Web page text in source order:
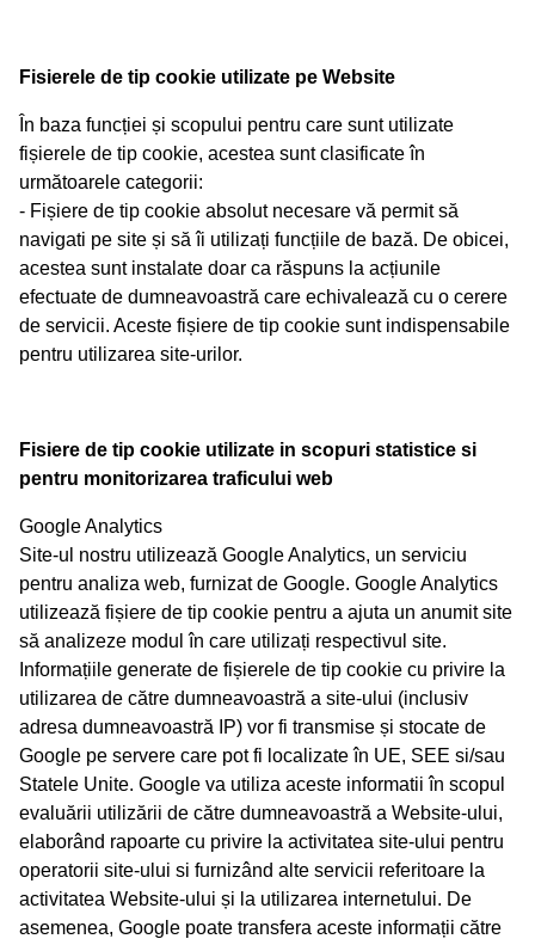
Fisierele de tip cookie utilizate pe Website
În baza funcției și scopului pentru care sunt utilizate
fișierele de tip cookie, acestea sunt clasificate în
următoarele categorii:
- Fișiere de tip cookie absolut necesare vă permit să
navigati pe site și să îi utilizați funcțiile de bază. De obicei,
acestea sunt instalate doar ca răspuns la acțiunile
efectuate de dumneavoastră care echivalează cu o cerere
de servicii. Aceste fișiere de tip cookie sunt indispensabile
pentru utilizarea site-urilor.
Fisiere de tip cookie utilizate in scopuri statistice si
pentru monitorizarea traficului web
Google Analytics
Site-ul nostru utilizează Google Analytics, un serviciu
pentru analiza web, furnizat de Google. Google Analytics
utilizează fișiere de tip cookie pentru a ajuta un anumit site
să analizeze modul în care utilizați respectivul site.
Informațiile generate de fișierele de tip cookie cu privire la
utilizarea de către dumneavoastră a site-ului (inclusiv
adresa dumneavoastră IP) vor fi transmise și stocate de
Google pe servere care pot fi localizate în UE, SEE si/sau
Statele Unite. Google va utiliza aceste informatii în scopul
evaluării utilizării de către dumneavoastră a Website-ului,
elaborând rapoarte cu privire la activitatea site-ului pentru
operatorii site-ului si furnizând alte servicii referitoare la
activitatea Website-ului și la utilizarea internetului. De
asemenea, Google poate transfera aceste informații către